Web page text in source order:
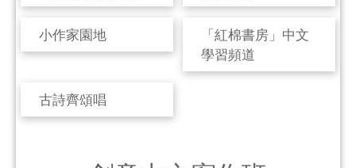
小作家園地
「紅棉書房」中文
學習頻道
古詩齊頌唱